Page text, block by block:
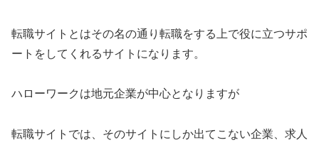
転職サイトとはその名の通り転職をする上で役に立つサポ
ートをしてくれるサイトになります。
ハローワークは地元企業が中心となりますが
転職サイトでは、そのサイトにしか出てこない企業、求人